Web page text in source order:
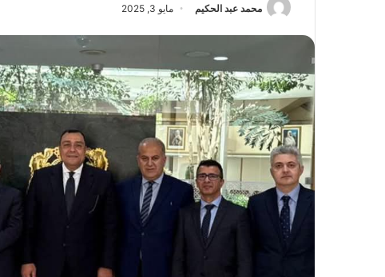
محمد عبد الحكيم مايو 3, 2025